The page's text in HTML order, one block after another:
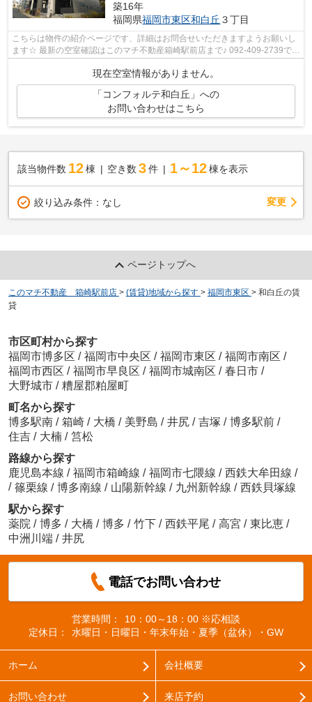
築16年
福岡県福岡市東区和白丘 ３丁目
こちらは物件の紹介ページです、詳細はお問合せいただきますようお願いし
ます☆ 最新の空室確認はこのマチ不動産箱崎駅前店まで♪ 092-409-2739で
現在空室情報がありません。
「コンフォルテ和白丘」への
お問い合わせはこちら
該当物件数 12棟 空き数 3 件 1～12 棟を表示
絞り込み条件： なし 変更
ページトップへ
このマチ不動産 箱崎駅前店 > (賃貸)地域から探す > 福岡市東区 > 和白丘の賃
貸
市区町村から探す
福岡市博多区 / 福岡市中央区 / 福岡市東区 / 福岡市南区 /
福岡市西区 / 福岡市早良区 / 福岡市城南区 / 春日市 /
大野城市 / 糟屋郡粕屋町
町名から探す
博多駅南 / 箱崎 / 大橋 / 美野島 / 井尻 / 吉塚 / 博多駅前 /
住吉 / 大楠 / 筥松
路線から探す
鹿児島本線 / 福岡市箱崎線 / 福岡市七隈線 / 西鉄大牟田線 /
/ 篠栗線 / 博多南線 / 山陽新幹線 / 九州新幹線 / 西鉄貝塚線
駅から探す
薬院 / 博多 / 大橋 / 博多 / 竹下 / 西鉄平尾 / 高宮 / 東比恵 /
中洲川端 / 井尻
電話でお問い合わせ
営業時間：
10：00～18：00 ※応相談
定休日：
水曜日・日曜日・年末年始・夏季（盆休）・GW
ホーム 会社概要
お問い合わせ 来店予約